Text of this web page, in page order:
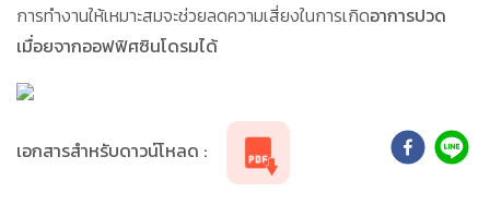
การทำงานให้เหมาะสมจะช่วยลดความเสี่ยงในการเกิดอาการปวด
เมื่อยจากออฟฟิศซินโดรมได้
เอกสารสำหรับดาวน์โหลด :